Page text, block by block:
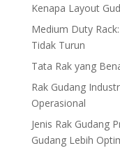
Kenapa Layout
Medium Duty
Tidak Turun
Tata Rak yang
Rak Gudang
Operasional
Jenis Rak Gudang
Gudang Lebih